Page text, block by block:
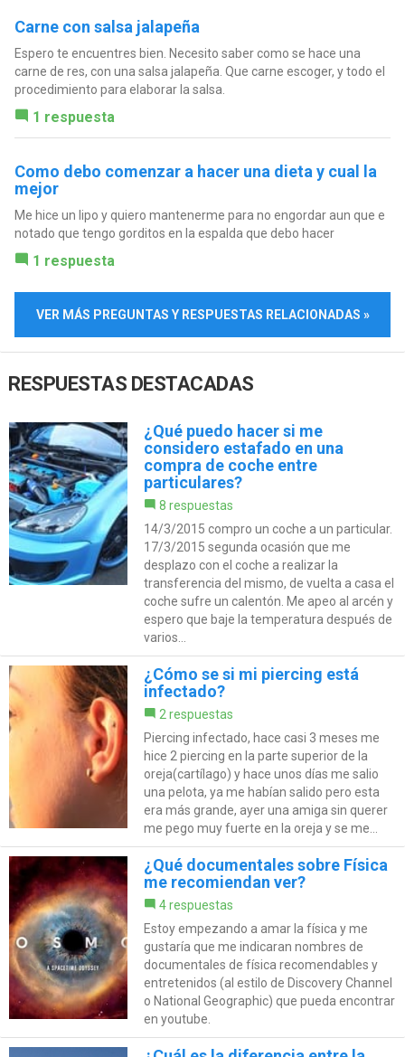
Carne con salsa jalapeña
Espero te encuentres bien. Necesito saber como se hace una
carne de res, con una salsa jalapeña. Que carne escoger, y todo el
procedimiento para elaborar la salsa.
1 respuesta
Como debo comenzar a hacer una dieta y cual la
mejor
Me hice un lipo y quiero mantenerme para no engordar aun que e
notado que tengo gorditos en la espalda que debo hacer
1 respuesta
VER MÁS PREGUNTAS Y RESPUESTAS RELACIONADAS »
RESPUESTAS DESTACADAS
¿Qué puedo hacer si me
considero estafado en una
compra de coche entre
particulares?
8 respuestas
14/3/2015 compro un coche a un particular.
17/3/2015 segunda ocasión que me
desplazo con el coche a realizar la
transferencia del mismo, de vuelta a casa el
coche sufre un calentón. Me apeo al arcén y
espero que baje la temperatura después de
varios...
¿Cómo se si mi piercing está
infectado?
2 respuestas
Piercing infectado, hace casi 3 meses me
hice 2 piercing en la parte superior de la
oreja(cartílago) y hace unos días me salio
una pelota, ya me habían salido pero esta
era más grande, ayer una amiga sin querer
me pego muy fuerte en la oreja y se me...
¿Qué documentales sobre Física
me recomiendan ver?
4 respuestas
Estoy empezando a amar la física y me
gustaría que me indicaran nombres de
documentales de física recomendables y
entretenidos (al estilo de Discovery Channel
o National Geographic) que pueda encontrar
en youtube.